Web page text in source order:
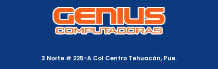
3 Norte # 225-A Col Centro Tehuacán, Pue.